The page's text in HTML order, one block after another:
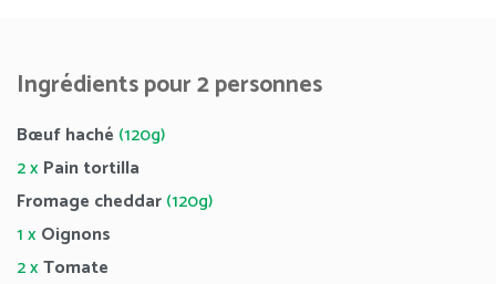
Ingrédients pour 2 personnes
Bœuf haché (120g)
2 xPain tortilla
Fromage cheddar(120g)
1 xOignons
2 xTomate